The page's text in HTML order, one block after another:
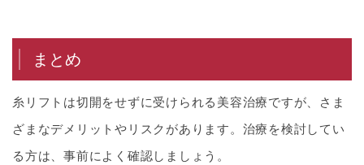
まとめ
糸リフトは切開をせずに受けられる美容治療ですが、さま
ざまなデメリットやリスクがあります。治療を検討してい
る方は、事前によく確認しましょう。